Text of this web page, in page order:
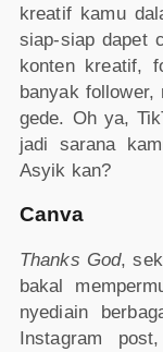
kreatif kamu
siap-siap dapet
konten kreatif,
banyak follower,
gede. Oh ya,
jadi sarana
Asyik kan?
Canva
Thanks God,
bakal
nyediain
Instagram